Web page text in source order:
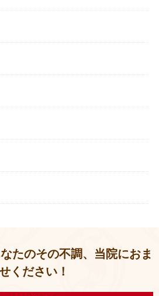
たのその不調、当院におま
ください！